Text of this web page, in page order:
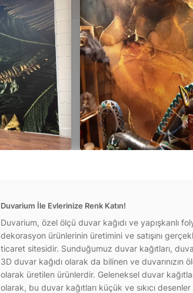
Duvarium İle Evlerinize Renk Katın!
Duvarium, özel ölçü duvar kağıdı ve yapışkanlı
dekorasyon ürünlerinin üretimini ve satışını
ticaret sitesidir. Sunduğumuz duvar kağıtları,
3D duvar kağıdı olarak da bilinen ve duvarınızın
olarak üretilen ürünlerdir. Geleneksel duvar
olarak, bu duvar kağıtları küçük ve sıkıcı